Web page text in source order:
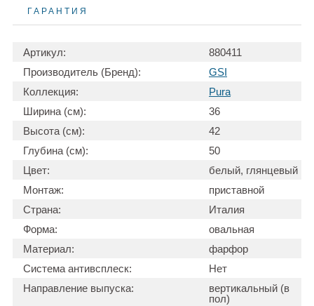
ГАРАНТИЯ
Артикул:
880411
Производитель (Бренд):
GSI
Коллекция:
Pura
Ширина (см):
36
Высота (см):
42
Глубина (см):
50
Цвет:
белый, глянцевый
Монтаж:
приставной
Страна:
Италия
Форма:
овальная
Материал:
фарфор
Система антивсплеск:
Нет
Направление выпуска:
вертикальный (в
пол)